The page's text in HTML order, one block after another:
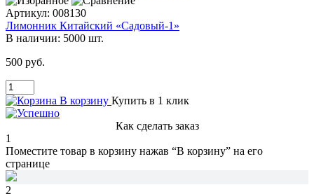
Артикул: 008130
Лимонник Китайский «Садовый-1»
В наличии: 5000 шт.
500 руб.
В корзину Купить в 1 клик
Как сделать заказ
1
Поместите товар в корзину нажав “В корзину” на его
странице
2